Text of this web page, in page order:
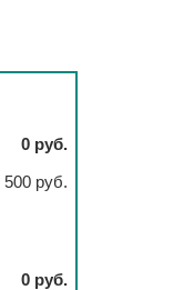
0 руб.
500 руб.
0 руб.